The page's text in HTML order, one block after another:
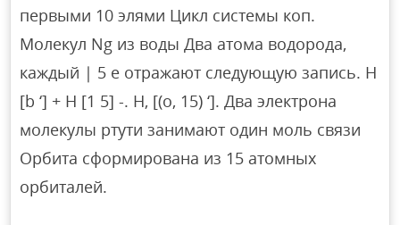
первыми 10 элями Цикл системы коп.
Молекул Ng из воды Два атома водорода,
каждый | 5 е отражают следующую запись. H
[b ‘] + H [1 5] -. H, [(o, 15) ‘]. Два электрона
молекулы ртути занимают один моль связи
Орбита сформирована из 15 атомных
орбиталей.